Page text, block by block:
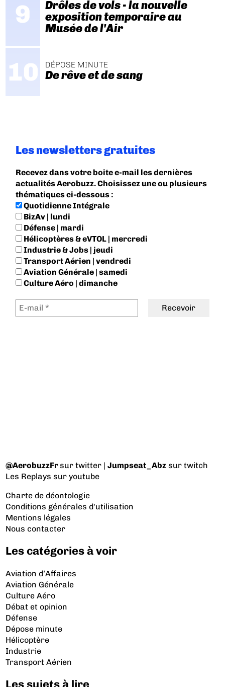
Drôles de vols - la nouvelle
exposition temporaire au
Musée de l'Air
DÉPOSE MINUTE
De rêve et de sang
Les newsletters gratuites
Recevez dans votre boite e-mail les dernières
actualités Aerobuzz. Choisissez une ou plusieurs
thématiques ci-dessous :
Quotidienne Intégrale
BizAv | lundi
Défense | mardi
Hélicoptères & eVTOL | mercredi
Industrie & Jobs | jeudi
Transport Aérien | vendredi
Aviation Générale | samedi
Culture Aéro | dimanche
@AerobuzzFrsur twitter |Jumpseat_Abz sur twitch
Les Replays sur youtube
Charte de déontologie
Conditions générales d'utilisation
Mentions légales
Nous contacter
Les catégories à voir
Aviation d’Affaires
Aviation Générale
Culture Aéro
Débat et opinion
Défense
Dépose minute
Hélicoptère
Industrie
Transport Aérien
Les sujets à lire